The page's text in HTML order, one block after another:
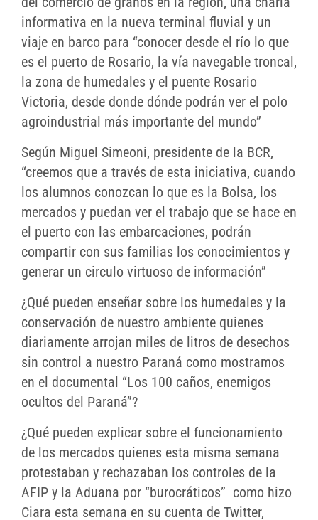
informativa en la nueva terminal fluvial y un
viaje en barco para “conocer desde el río lo que
es el puerto de Rosario, la vía navegable troncal,
la zona de humedales y el puente Rosario
Victoria, desde donde dónde podrán ver el polo
agroindustrial más importante del mundo”
Según Miguel Simeoni, presidente de la BCR,
“creemos que a través de esta iniciativa, cuando
los alumnos conozcan lo que es la Bolsa, los
mercados y puedan ver el trabajo que se hace en
el puerto con las embarcaciones, podrán
compartir con sus familias los conocimientos y
generar un circulo virtuoso de información”
¿Qué pueden enseñar sobre los humedales y la
conservación de nuestro ambiente quienes
diariamente arrojan miles de litros de desechos
sin control a nuestro Paraná como mostramos
en el documental “Los 100 caños, enemigos
ocultos del Paraná”?
¿Qué pueden explicar sobre el funcionamiento
de los mercados quienes esta misma semana
protestaban y rechazaban los controles de la
AFIP y la Aduana por “burocráticos” como hizo
Ciara esta semana en su cuenta de Twitter,